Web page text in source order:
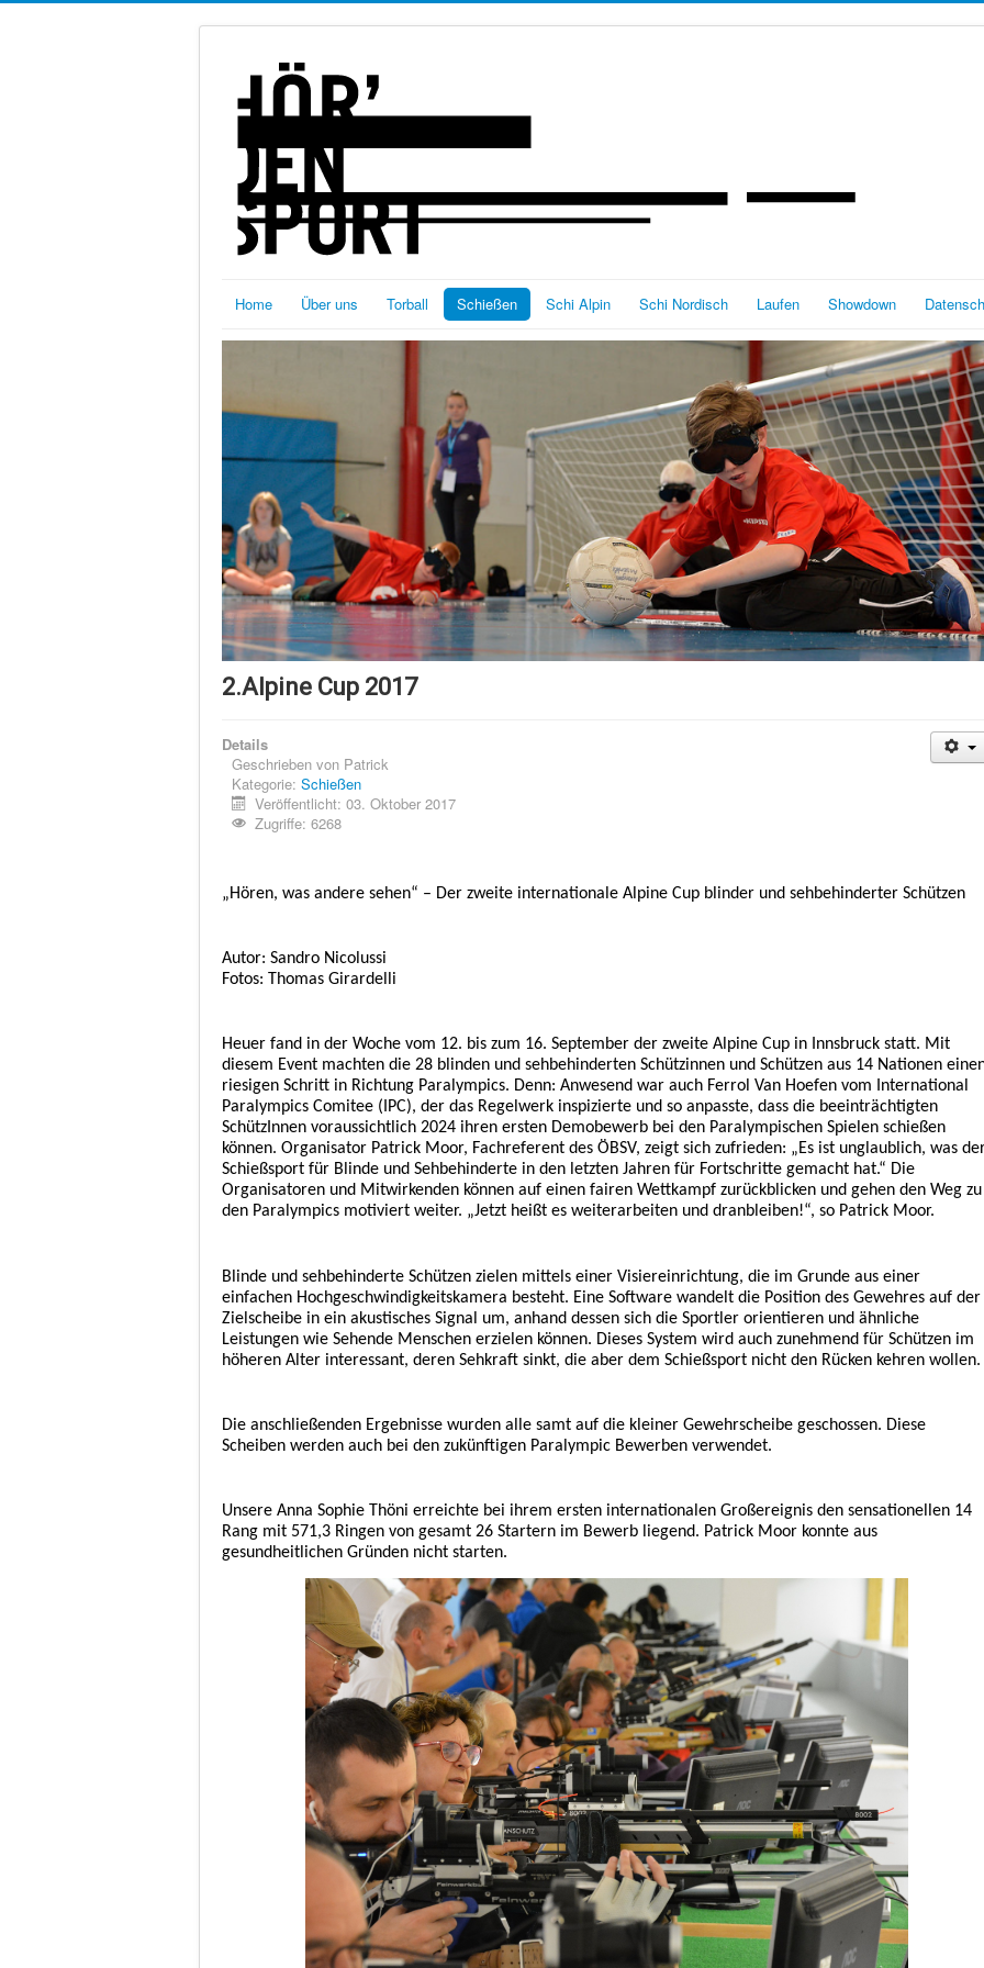
Home Über uns Torball Schießen Schi Alpin Schi Nordisch Laufen Showdown
2.Alpine Cup 2017
Details
Geschrieben von Patrick
Kategorie: Schießen
Veröffentlicht: 03. Oktober 2017
Zugriffe: 6268
„Hören, was andere sehen“ – Der zweite internationale Alpine Cup blinder und sehbehinderter Schützen
Autor: Sandro Nicolussi
Fotos: Thomas Girardelli
Heuer fand in der Woche vom 12. bis zum 16. September der zweite Alpine Cup in Innsbruck statt. Mit
diesem Event machten die 28 blinden und sehbehinderten Schützinnen und Schützen aus 14 Nationen
riesigen Schritt in Richtung Paralympics. Denn: Anwesend war auch Ferrol Van Hoefen vom International
Paralympics Comitee (IPC), der das Regelwerk inspizierte und so anpasste, dass die beeinträchtigten
SchützInnen voraussichtlich 2024 ihren ersten Demobewerb bei den Paralympischen Spielen schießen
können. Organisator Patrick Moor, Fachreferent des ÖBSV, zeigt sich zufrieden: „Es ist unglaublich, was
Schießsport für Blinde und Sehbehinderte in den letzten Jahren für Fortschritte gemacht hat.“ Die
Organisatoren und Mitwirkenden können auf einen fairen Wettkampf zurückblicken und gehen den Weg zu
den Paralympics motiviert weiter. „Jetzt heißt es weiterarbeiten und dranbleiben!“, so Patrick Moor.
Blinde und sehbehinderte Schützen zielen mittels einer Visiereinrichtung, die im Grunde aus einer
einfachen Hochgeschwindigkeitskamera besteht. Eine Software wandelt die Position des Gewehres auf der
Zielscheibe in ein akustisches Signal um, anhand dessen sich die Sportler orientieren und ähnliche
Leistungen wie Sehende Menschen erzielen können. Dieses System wird auch zunehmend für Schützen im
höheren Alter interessant, deren Sehkraft sinkt, die aber dem Schießsport nicht den Rücken kehren wollen.
Die anschließenden Ergebnisse wurden alle samt auf die kleiner Gewehrscheibe geschossen. Diese
Scheiben werden auch bei den zukünftigen Paralympic Bewerben verwendet.
Unsere Anna Sophie Thöni erreichte bei ihrem ersten internationalen Großereignis den sensationellen 14
Rang mit 571,3 Ringen von gesamt 26 Startern im Bewerb liegend. Patrick Moor konnte aus
gesundheitlichen Gründen nicht starten.